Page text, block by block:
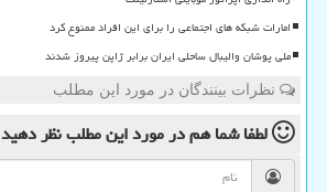
امارات شبکه های اجتماعی را برای این افراد ممنوع کرد
ملی پوشان والیبال ساحلی ایران برابر ژاپن پیروز شدند
نظرات بینندگان در مورد این مطلب
لطفا شما همدر مورد این مطلبنظر دهید